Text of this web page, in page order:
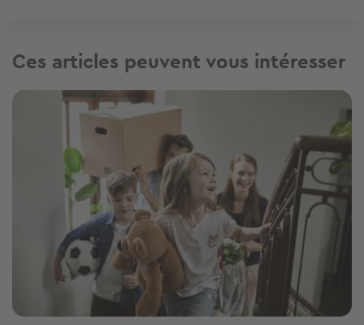
Ces articles peuvent vous intéresser
Image